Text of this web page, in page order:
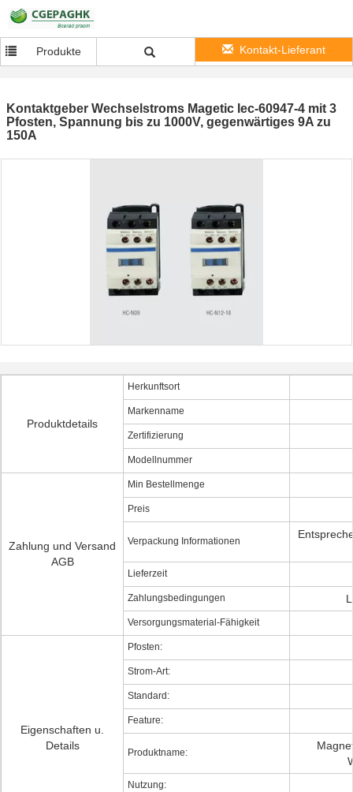
Produkte Kontakt-Lieferant
Kontaktgeber Wechselstroms Magetic Iec-60947-4 mit 3
Pfosten, Spannung bis zu 1000V, gegenwärtiges 9A zu
150A
Produktdetails
Herkunftsort
Markenname
Zertifizierung
Modellnummer
Zahlung und Versand
AGB
Min Bestellmenge
Preis
Verpackung Informationen
Lieferzeit
Zahlungsbedingungen
Versorgungsmaterial-Fähigkeit
Eigenschaften u.
Details
Pfosten:
Strom-Art:
Standard:
Feature:
Produktname:
Nutzung: